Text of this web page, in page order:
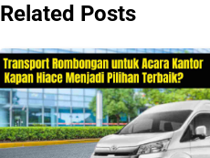
Related Posts